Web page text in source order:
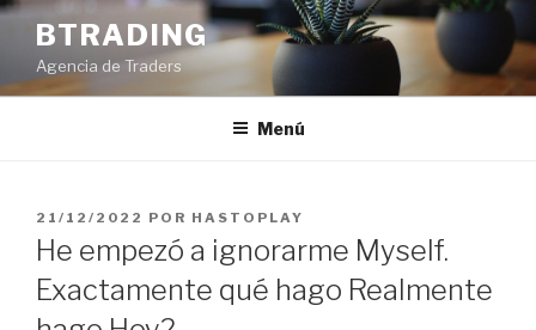
Saltar
contenido
BTRADING
Agencia de Traders
Menú
PUBLICADO
EL
21/12/2022 POR HASTOPLAY
He empezó a ignorarme Myself.
Exactamente qué hago Realmente